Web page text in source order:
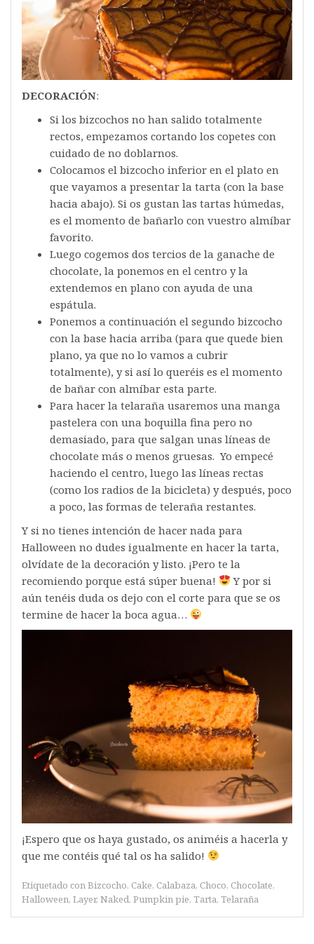
DECORACIÓN:
Si los bizcochos no han salido totalmente
rectos, empezamos cortando los copetes con
cuidado de no doblarnos.
Colocamos el bizcocho inferior en el plato en
que vayamos a presentar la tarta (con la base
hacia abajo). Si os gustan las tartas húmedas,
es el momento de bañarlo con vuestro almíbar
favorito.
Luego cogemos dos tercios de la ganache de
chocolate, la ponemos en el centro y la
extendemos en plano con ayuda de una
espátula.
Ponemos a continuación el segundo bizcocho
con la base hacia arriba (para que quede bien
plano, ya que no lo vamos a cubrir
totalmente), y si así lo queréis es el momento
de bañar con almíbar esta parte.
Para hacer la telaraña usaremos una manga
pastelera con una boquilla fina pero no
demasiado, para que salgan unas líneas de
chocolate más o menos gruesas. Yo empecé
haciendo el centro, luego las líneas rectas
(como los radios de la bicicleta) y después, poco
a poco, las formas de teleraña restantes.
Y si no tienes intención de hacer nada para
Halloween no dudes igualmente en hacer la tarta,
olvídate de la decoración y listo. ¡Pero te la
recomiendo porque está súper buena!
Y por si
aún tenéis duda os dejo con el corte para que se os
termine de hacer la boca agua…
¡Espero que os haya gustado, os animéis a hacerla y
que me contéis qué tal os ha salido!
Etiquetado con Bizcocho, Cake, Calabaza, Choco, Chocolate,
Halloween, Layer, Naked, Pumpkin pie, Tarta, Telaraña